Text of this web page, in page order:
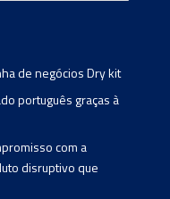
de negócios Dry kit
português graças à
com a
disruptivo que